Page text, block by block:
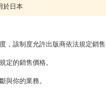
於日本
，該制度允許出版商依法規定銷售
定的銷售價格。
與你的業務。